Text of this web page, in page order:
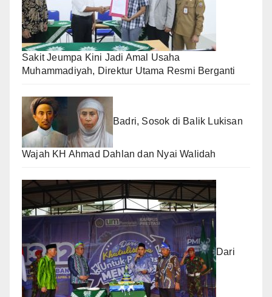
Sakit Jeumpa Kini Jadi Amal Usaha
Muhammadiyah, Direktur Utama Resmi Berganti
Badri, Sosok di Balik Lukisan
Wajah KH Ahmad Dahlan dan Nyai Walidah
Dari